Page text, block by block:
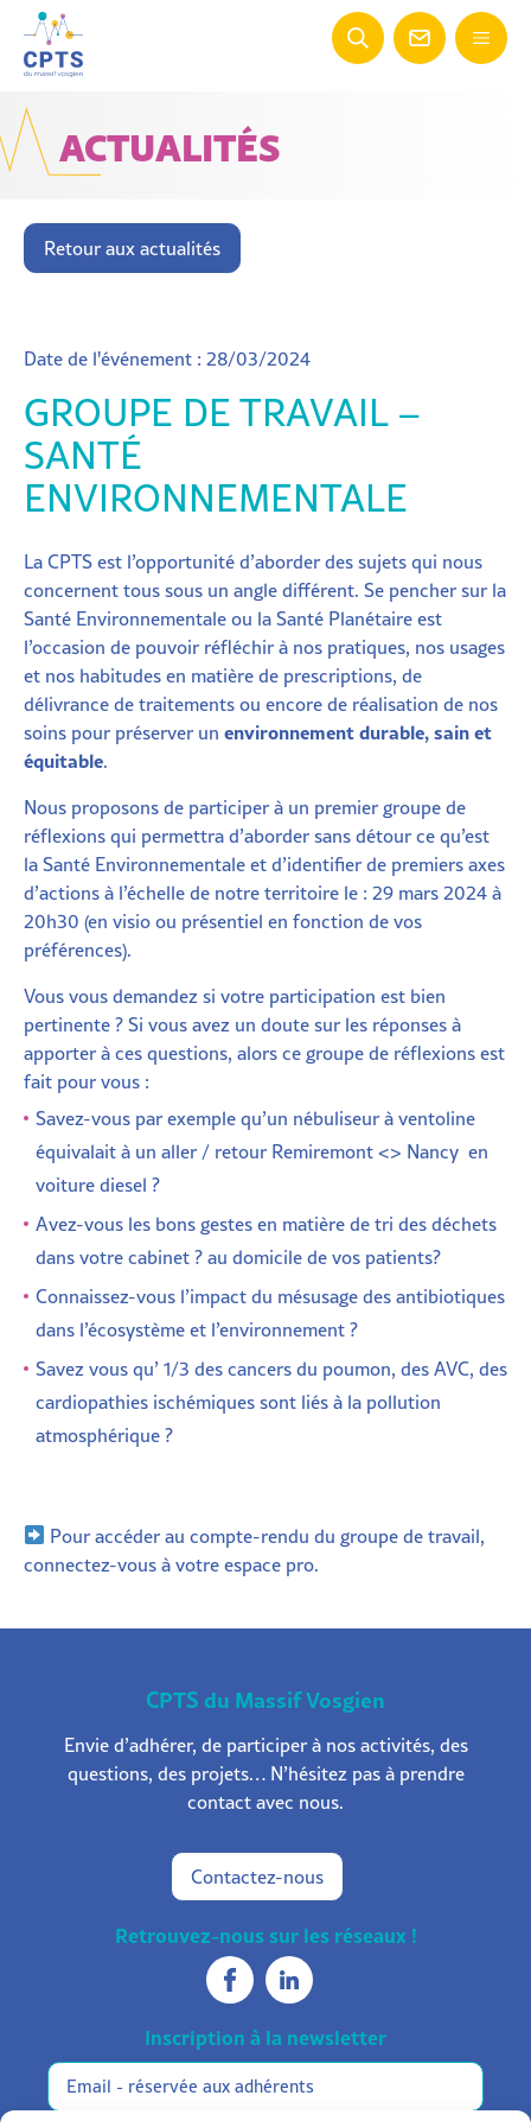
ACTUALITÉS
Retour aux actualités
Date de l'événement : 28/03/2024
GROUPE DE TRAVAIL –
SANTÉ
ENVIRONNEMENTALE
La CPTS est l’opportunité d’aborder des sujets qui nous
concernent tous sous un angle différent. Se pencher sur la
Santé Environnementale ou laSanté Planétaireest
l’occasion de pouvoir réfléchir à nos pratiques, nos usages
et nos habitudes en matière de prescriptions, de
délivrance de traitements ou encore de réalisation de nos
soins pour préserver un environnement durable, sain et
équitable.
Nous proposons de participer à un premier groupe de
réflexions qui permettra d’aborder sans détour ce qu’est
laSanté Environnementale et d’identifier de premiers axes
d’actions à l’échelle de notre territoire le : 29 mars 2024 à
20h30 (en visio ou présentiel en fonction de vos
préférences).
Vous vous demandez si votre participation est bien
pertinente ? Si vous avez un doute sur les réponses à
apporter à ces questions, alors ce groupe de réflexions est
fait pour vous :
Savez-vous par exemple qu’un nébuliseur à ventoline
équivalait à un aller / retour Remiremont <> Nancy en
voiture diesel ?
Avez-vous les bons gestes en matière de tri des déchets
dans votre cabinet ? au domicile de vos patients?
Connaissez-vous l’impact du mésusage des antibiotiques
dans l’écosystème et l’environnement ?
Savez vous qu’ 1/3 des cancers du poumon, des AVC, des
cardiopathies ischémiques sont liés à la pollution
atmosphérique ?
Pour accéder au compte-rendu du groupe de travail,
connectez-vous à votre espace pro.
CPTS du Massif Vosgien
Envie d’adhérer, de participer à nos activités, des
questions, des projets… N’hésitez pas à prendre
contact avec nous.
Contactez-nous
Retrouvez-nous sur les réseaux !
Inscription à la newsletter
Réservée
aux
adhérents
Alternative: